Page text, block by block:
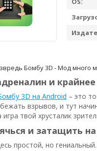
Бомбу 3D - Мод много
и
3D на Android – это
взрывов, и тут
игра твой хрусталик
и затащить
простой, но